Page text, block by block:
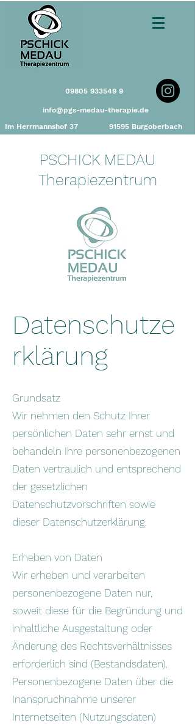
09805 933549 9
info@pgs-medau-therapie.de
Im Herrmannshof 37
91595 Burgoberbach
PSCHICK MEDAU
Therapiezentrum
Datenschutze
rklärung
Grundsatz
Wir nehmen den Schutz Ihrer
persönlichen Daten sehr ernst und
behandeln Ihre personenbezogenen
Daten vertraulich und entsprechend
der gesetzlichen
Datenschutzvorschriften sowie
dieser Datenschutzerklärung.
Erheben von Daten
Wir erheben und verarbeiten
personenbezogene Daten nur,
soweit diese für die Begründung und
inhaltliche Ausgestaltung oder
Änderung des Rechtsverhältnisses
erforderlich sind (Bestandsdaten).
Personenbezogene Daten über die
Inanspruchnahme unserer
Internetseiten (Nutzungsdaten)